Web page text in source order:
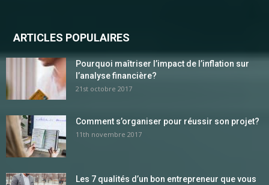
ARTICLES POPULAIRES
Pourquoi maîtriser l’impact de l’inflation sur
l’analyse financière?
21st octobre 2017
Comment s’organiser pour réussir son projet?
11th novembre 2017
Les 7 qualités d’un bon entrepreneur que vous